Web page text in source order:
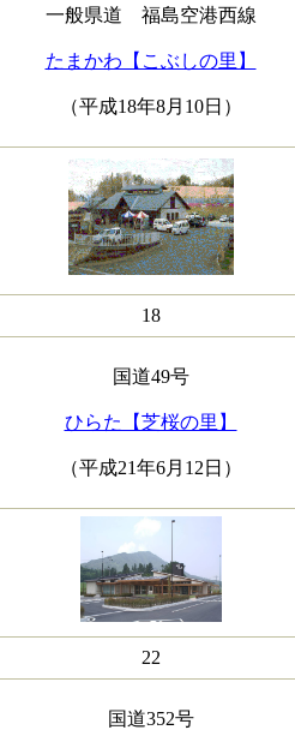
一般県道 福島空港西線
たまかわ【こぶしの里】
（平成18年8月10日）
18
国道49号
ひらた【芝桜の里】
（平成21年6月12日）
22
国道352号